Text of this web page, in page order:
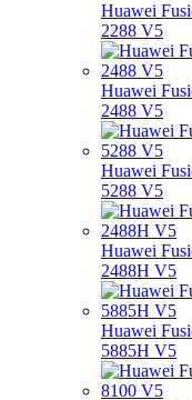
Huawei
2288 V5
Huawei
2488 V5
Huawei
5288 V5
Huawei
2488H V5
Huawei
5885H V5